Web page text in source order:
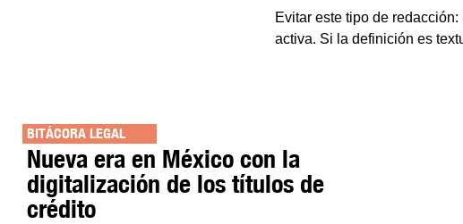
Evitar este tipo de
activa. Si la definición es
BITÁCORA LEGAL
Nueva era en México con la
digitalización de los títulos de
crédito